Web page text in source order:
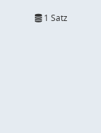
1 Satz